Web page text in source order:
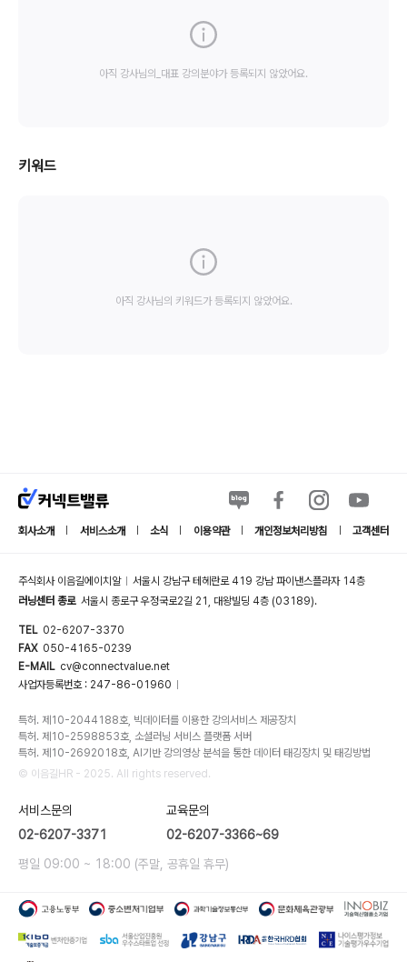
아직 강사님의_대표 강의분야가 등록되지 않았어요.
키워드
아직 강사님의 키워드가 등록되지 않았어요.
회사소개 서비스소개 소식 이용약관 개인정보처리방침 고객센터
주식회사 이음길에이치알
서울시 강남구 테헤란로 419 강남 파이낸스플라자 14층
러닝센터 종로 서울시 종로구 우정국로2길 21, 대왕빌딩 4층 (03189).
TEL 02-6207-3370
FAX 050-4165-0239
E-MAIL cv@connectvalue.net
사업자등록번호 : 247-86-01960
특허. 제10-2044188호, 빅데이터를 이용한 강의서비스 제공장치
특허. 제10-2598853호, 소셜러닝 서비스 플랫폼 서버
특허. 제10-2692018호, AI기반 강의영상 분석을 통한 데이터 태깅장치 및 태깅방법
© 이음길HR - 2025. All rights reserved.
서비스문의
02-6207-3371
교육문의
02-6207-3366~69
평일 09:00 ~ 18:00 (주말, 공휴일 휴무)